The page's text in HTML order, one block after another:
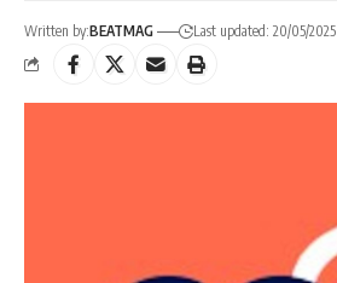
Written by:BEATMAG
Last updated: 20/05/2025